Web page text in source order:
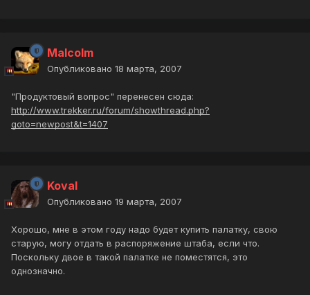
Malcolm
Опубликовано 18 марта, 2007
"Продуктовый вопрос" перенесен сюда:
http://www.trekker.ru/forum/showthread.php?
goto=newpost&t=1407
Koval
Опубликовано 19 марта, 2007
Хорошо, мне в этом году надо будет купить палатку, свою
старую, могу отдать в распоряжение штаба, если что.
Поскольку двое в такой палатке не поместятся, это
однозначно.